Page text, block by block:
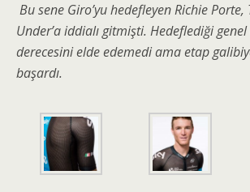
Bu sene Giro’yu hedefleyen Richie
Under’a iddialı gitmişti. Hedeflediği
derecesini elde edemedi ama etap
başardı.